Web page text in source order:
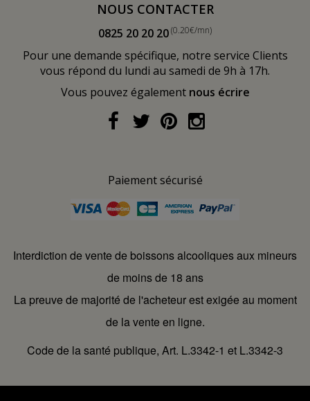
NOUS CONTACTER
0825 20 20 20(0.20€/mn)
Pour une demande spécifique, notre service Clients
vous répond du lundi au samedi de 9h à 17h.
Vous pouvez également nous écrire
Paiement sécurisé
Interdiction de vente de boissons alcooliques aux mineurs
de moins de 18 ans
La preuve de majorité de l'acheteur est exigée au moment
de la vente en ligne.
Code de la santé publique, Art. L.3342-1 et L.3342-3